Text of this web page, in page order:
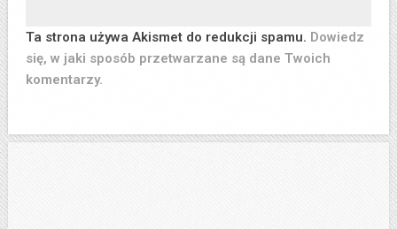
Ta strona używa Akismet do redukcji spamu. Dowiedz
się, w jaki sposób przetwarzane są dane Twoich
komentarzy.